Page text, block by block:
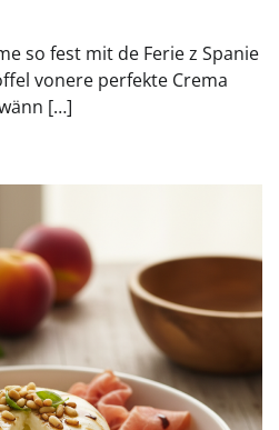
so fest mit de Ferie z Spanie
vonere perfekte Crema
[…]